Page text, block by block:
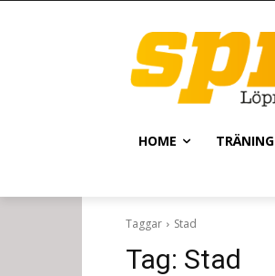
HOME TRÄNING
Taggar Stad
Tag: Stad